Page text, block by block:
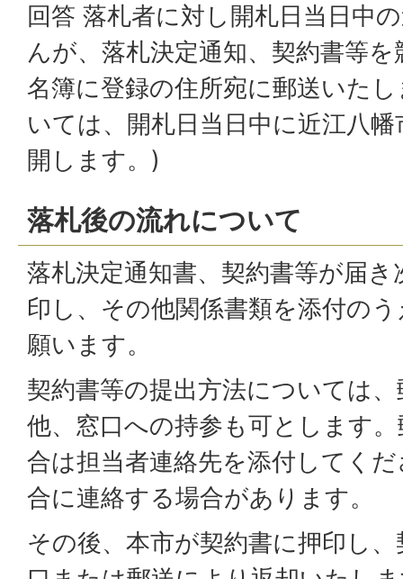
回答 落札者に対し開札日当日中
んが、落札決定通知、契約書等
名簿に登録の住所宛に郵送いた
いては、開札日当日中に近江八
開します。)
落札後の流れについて
落札決定通知書、契約書等が届
印し、その他関係書類を添付の
願います。
契約書等の提出方法については
他、窓口への持参も可とします
合は担当者連絡先を添付してく
合に連絡する場合があります。
その後、本市が契約書に押印し